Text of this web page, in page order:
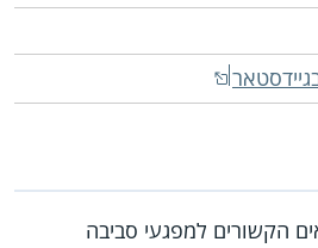
הקשורים למפגעי סביבה